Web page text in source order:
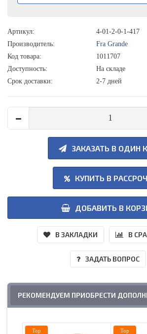
Артикул:
4-01-2-0-1-417
Производитель:
Fra Grande
Код товара:
1011707
Доступность:
На складе
Срок доставки:
2-7 дней
ЗАКАЗАТЬ В ОДИН
КУПИТЬ В
ДОБАВИТЬ В
В ЗАКЛАДКИ В
ЗАДАТЬ ВОПРОС
РЕКОМЕНДУЕМ ПРИОБРЕСТИ
Top Top